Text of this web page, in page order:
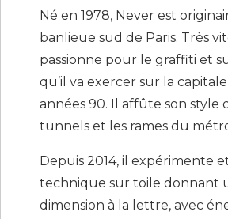
Né en 1978, Never est
banlieue sud de Paris. Très
passionne pour le graffiti et
qu’il va exercer sur la
années 90. Il affûte son style
tunnels et les rames du
Depuis 2014, il expérimente
technique sur toile donnant
dimension à la lettre, avec